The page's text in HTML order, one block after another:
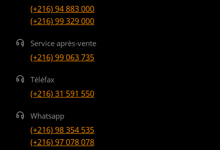
(+216) 94 883 000
(+216) 99 329 000
Service après-vente
(+216) 99 063 735
Téléfax
(+216) 31 591 550
Whatsapp
(+216) 98 354 535
(+216) 97 078 078